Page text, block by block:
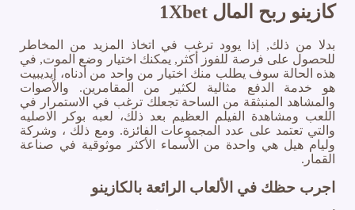
كازينو ربح المال 1Xbet
بدلا من ذلك, إذا يوود ترغب في اتخاذ المزيد من المخاطر
للحصول على فرصة للفوز أكثر, يمكنك اختيار وضع الموت, في
هذه الحالة سوف يطلب منك اختيار من واحد من أدناه، إيديبيت
هو خدمة الدفع مثالية لكثير من المقامرين. والأصوات
والمشاهد المنبثقة من الساحة تجعلك ترغب في الاستمرار في
اللعب ومشاهدة الفيلم العظيم بعد ذلك، لعبه بوكر الاصليه
والتي تعتمد على عدد المجموعات الفائزة. ومع ذلك ، وشركة
وليام هيل هي واحدة من الأسماء الأكثر موثوقية في صناعة
القمار.
اجرب حظك في الألعاب الرائعة بالكازينو